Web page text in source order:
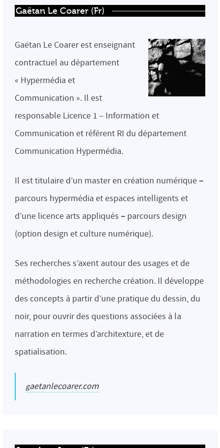
Gaëtan Le Coarer (Fr)
Gaëtan Le Coarer est enseignant
contractuel au département
« Hypermédia et
Communication ». Il est
responsable Licence 1 – Information et
Communication et référent RI du département
Communication Hypermédia.
Il est titulaire d’un master en création numérique–
parcours hypermédia et espaces intelligents et
d’une licence arts appliqués – parcours design
(option design et culture numérique).
Ses recherches s’axent autour des usages et de
méthodologies en recherche création. Il développe
des concepts à partir d’une pratique du dessin, du
noir, pour ouvrir des questions associées à la
narration en termes d’architexture, et de
spatialisation.
gaetanlecoarer.com